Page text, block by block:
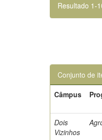
Resultado 1-
Conjunto de
Câmpus
Dois
Vizinhos